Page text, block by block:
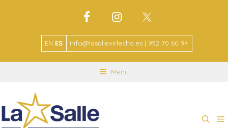
EN ES info@lasallevirlecha.es | 952 70 60 94
Menu